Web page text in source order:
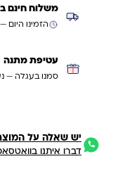
משלוח חינם בהזמנה
הזמינו
עטיפת מתנה
סמנו בעגלה —
יש שאלה על
דברו איתנו